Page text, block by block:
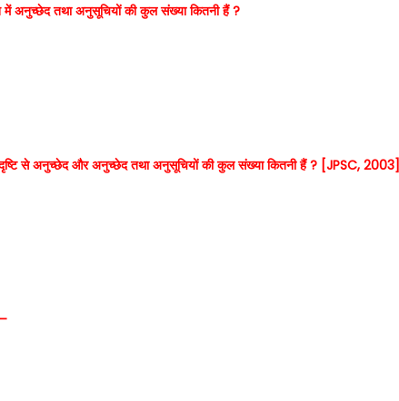
में अनुच्छेद तथा अनुसूचियों की कुल संख्या कितनी हैं ?
दृष्टि से अनुच्छेद और अनुच्छेद तथा अनुसूचियों की कुल संख्या कितनी हैं ? [JPSC, 2003]